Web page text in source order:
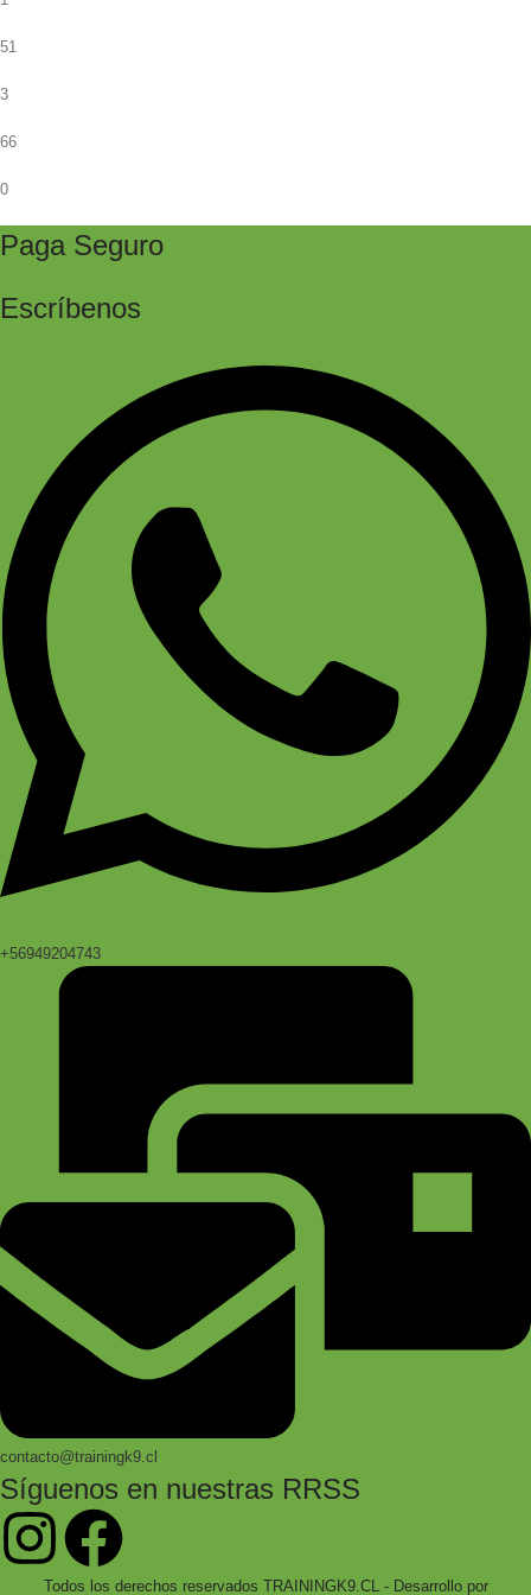
51
3
66
0
Paga Seguro
Escríbenos
+56949204743
contacto@trainingk9.cl
Síguenos en nuestras RRSS
Todos los derechos reservados TRAININGK9.CL - Desarrollo por